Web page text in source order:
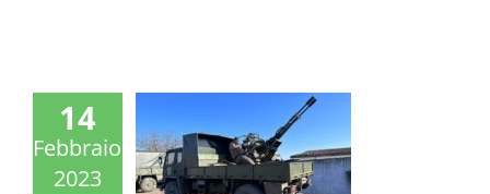
14
Febbraio
2023